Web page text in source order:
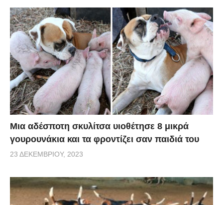
Μια αδέσποτη σκυλίτσα υιοθέτησε 8 μικρά
γουρουνάκια και τα φροντίζει σαν παιδιά του
23 ΔΕΚΕΜΒΡΊΟΥ, 2023